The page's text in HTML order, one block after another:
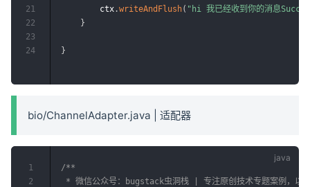
        ctx
.writeAndFlush( "hi 我已经收到你的消息
}
}
21
22
23
24
bio/ChannelAdapter.java | 适配器
/**
* 微信公众号：bugstack虫洞栈 | 专注原创技术专题案例，以最
1
2